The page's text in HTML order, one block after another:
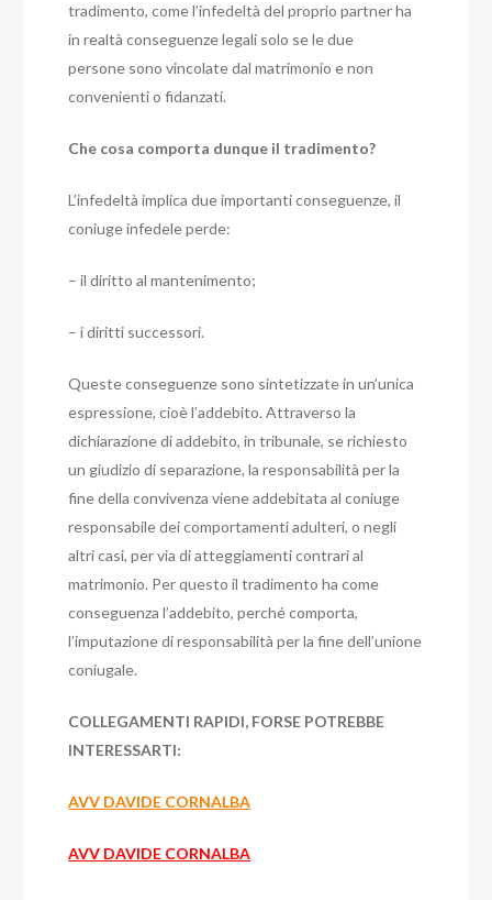
tradimento, come l’infedeltà del proprio partner ha
in realtà conseguenze legali solo se le due
persone sono vincolate dal matrimonio e non
convenienti o fidanzati.
Che cosa comporta dunque il tradimento?
L’infedeltà implica due importanti conseguenze, il
coniuge infedele perde:
– il diritto al mantenimento;
– i diritti successori.
Queste conseguenze sono sintetizzate in un’unica
espressione, cioè l’addebito.Attraverso la
dichiarazione di addebito, in tribunale, se richiesto
un giudizio di separazione, la responsabilità per la
fine della convivenza viene addebitata al coniuge
responsabile dei comportamenti adulteri, o negli
altri casi, per via di atteggiamenti contrari al
matrimonio. Per questo il tradimento ha come
conseguenza l’addebito, perché comporta,
l’imputazione di responsabilità per la fine dell’unione
coniugale.
COLLEGAMENTI RAPIDI, FORSE POTREBBE
INTERESSARTI:
AVV DAVIDE CORNALBA
AVV DAVIDE CORNALBA